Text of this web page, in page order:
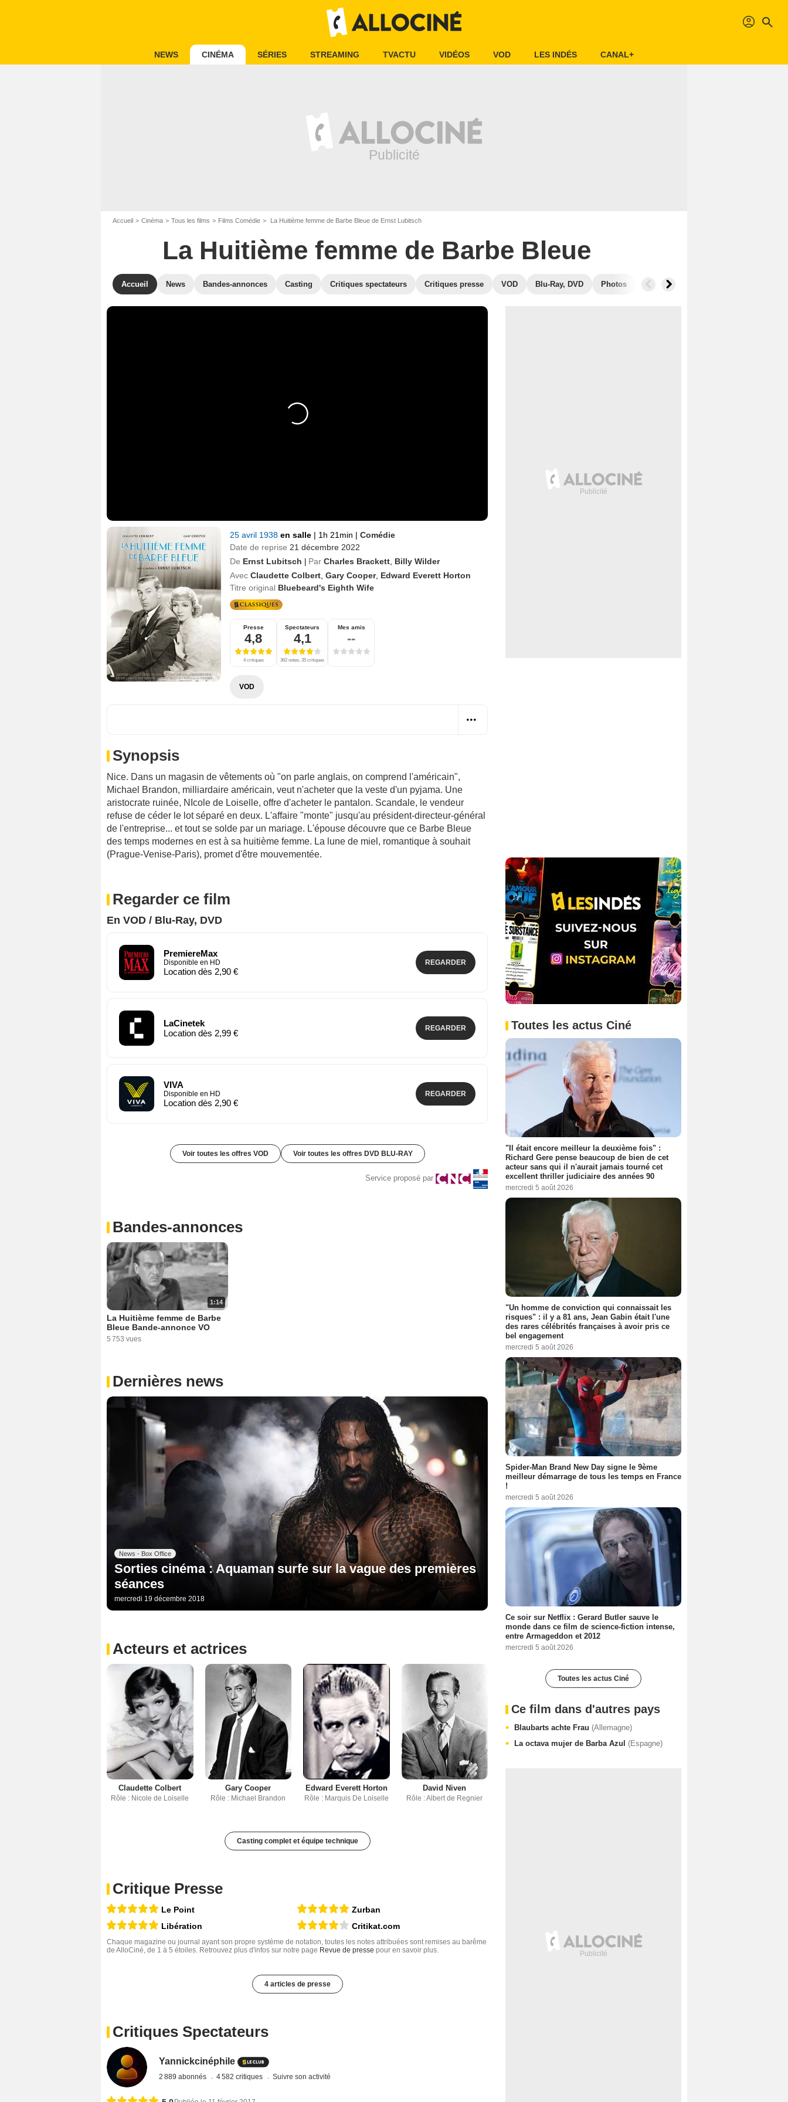
profil search
NEWS CINÉMA SÉRIES STREAMING TVACTU VIDÉOS VOD LES INDÉS CANAL+
Accueil Cinéma Tous les films Films Comédie La Huitième femme de Barbe Bleue de Ernst Lubitsch
La Huitième femme de Barbe Bleue
Accueil News Bandes-annonces Casting Critiques spectateurs Critiques presse VOD Blu-Ray, DVD Photos Secrets de tournage
25 avril 1938 en salle | 1h 21min | Comédie
Date de reprise 21 décembre 2022
De Ernst Lubitsch | Par Charles Brackett Billy Wilder
Avec Claudette Colbert Gary Cooper, Edward Everett Horton
Titre original Bluebeard's Eighth Wife
Presse
4,8
4 critiques
Spectateurs
4,1
362 notes, 35 critiques
Mes amis
--
VOD
Synopsis
Nice. Dans un magasin de vêtements où "on parle anglais, on comprend l'américain",
Michael Brandon, milliardaire américain, veut n'acheter que la veste d'un pyjama. Une
aristocrate ruinée, NIcole de Loiselle, offre d'acheter le pantalon. Scandale, le vendeur
refuse de céder le lot séparé en deux. L'affaire "monte" jusqu'au président-directeur-général
de l'entreprise... et tout se solde par un mariage. L'épouse découvre que ce Barbe Bleue
des temps modernes en est à sa huitième femme. La lune de miel, romantique à souhait
(Prague-Venise-Paris), promet d'être mouvementée.
Regarder ce film
En VOD / Blu-Ray, DVD
PremiereMax
Disponible en HD
Location dès 2,90 €
REGARDER
LaCinetek
Location dès 2,99 €
REGARDER
VIVA
Disponible en HD
Location dès 2,90 €
REGARDER
Voir toutes les offres VOD Voir toutes les offres DVD BLU-RAY
Service proposé par
Bandes-annonces
1:14
La Huitième femme de Barbe
Bleue Bande-annonce VO
5 753 vues
Dernières news
News - Box Office
Sorties cinéma : Aquaman surfe sur la vague des premières
séances
mercredi 19 décembre 2018
Acteurs et actrices
Claudette Colbert
Rôle : Nicole de Loiselle
Gary Cooper
Rôle : Michael Brandon
Edward Everett Horton
Rôle : Marquis De Loiselle
David Niven
Rôle : Albert de Regnier
Casting complet et équipe technique
Critique Presse
Le Point
Libération
Zurban
Critikat.com
Chaque magazine ou journal ayant son propre système de notation, toutes les notes attribuées sont remises au barême
de AlloCiné, de 1 à 5 étoiles. Retrouvez plus d'infos sur notre page Revue de presse pour en savoir plus.
4 articles de presse
Critiques Spectateurs
Yannickcinéphile
2 889 abonnés 4 582 critiques Suivre son activité
Toutes les actus Ciné
"Il était encore meilleur la deuxième fois" :
Richard Gere pense beaucoup de bien de cet
acteur sans qui il n'aurait jamais tourné cet
excellent thriller judiciaire des années 90
mercredi 5 août 2026
"Un homme de conviction qui connaissait les
risques" : il y a 81 ans, Jean Gabin était l'une
des rares célébrités françaises à avoir pris ce
bel engagement
mercredi 5 août 2026
Spider-Man Brand New Day signe le 9ème
meilleur démarrage de tous les temps en France
!
mercredi 5 août 2026
Ce soir sur Netflix : Gerard Butler sauve le
monde dans ce film de science-fiction intense,
entre Armageddon et 2012
mercredi 5 août 2026
Toutes les actus Ciné
Ce film dans d'autres pays
Blaubarts achte Frau (Allemagne)
La octava mujer de Barba Azul (Espagne)